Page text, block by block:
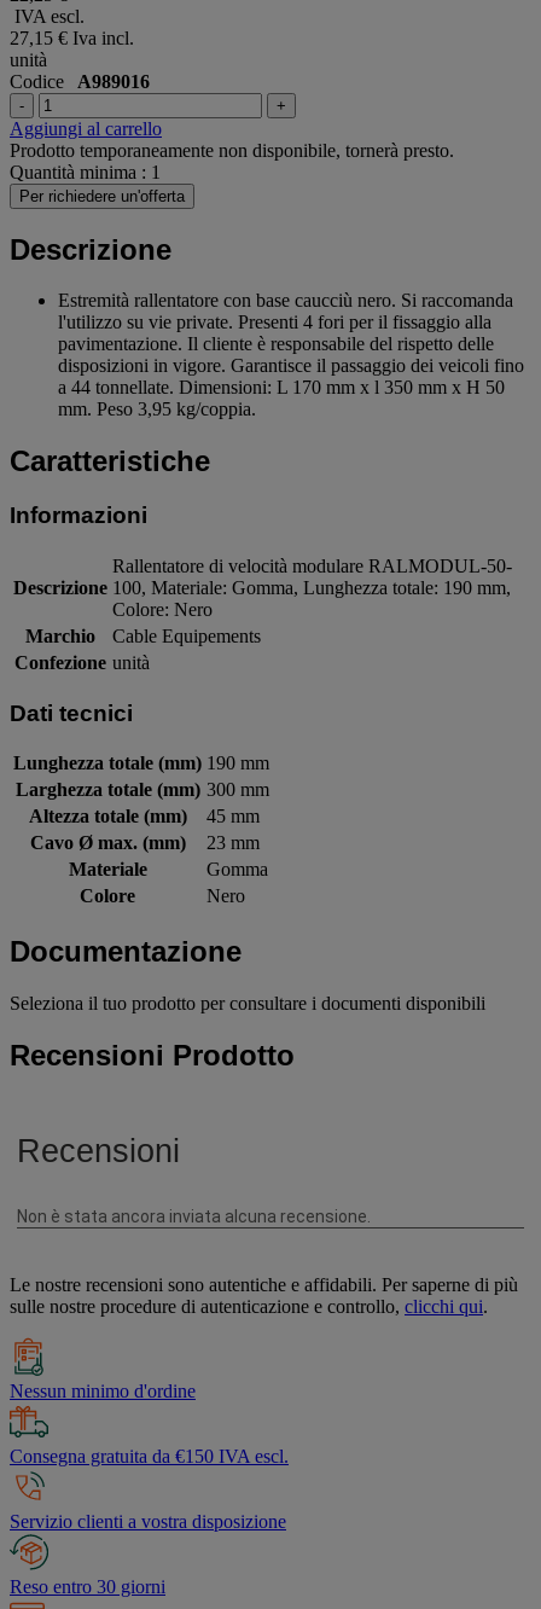
IVA escl.
27,15 € Iva incl.
unità
Codice A989016
- +
Aggiungi al carrello
Prodotto temporaneamente non disponibile, tornerà presto.
Quantità minima : 1
Per richiedere un'offerta
Descrizione
Estremità rallentatore con base caucciù nero. Si raccomanda
l'utilizzo su vie private. Presenti 4 fori per il fissaggio alla
pavimentazione. Il cliente è responsabile del rispetto delle
disposizioni in vigore. Garantisce il passaggio dei veicoli fino
a 44 tonnellate. Dimensioni: L 170 mm x l 350 mm x H 50
mm. Peso 3,95 kg/coppia.
Caratteristiche
Informazioni
Descrizione
Rallentatore di velocità modulare RALMODUL-50-
100, Materiale: Gomma, Lunghezza totale: 190 mm,
Colore: Nero
Marchio
Cable Equipements
Confezione unità
Dati tecnici
Lunghezza totale (mm) 190 mm
Larghezza totale (mm) 300 mm
Altezza totale (mm)
45 mm
Cavo Ø max. (mm)
23 mm
Materiale
Gomma
Colore
Nero
Documentazione
Seleziona il tuo prodotto per consultare i documenti disponibili
Recensioni Prodotto
Le nostre recensioni sono autentiche e affidabili. Per saperne di più
sulle nostre procedure di autenticazione e controllo, clicchi qui.
Nessun minimo d'ordine
Consegna gratuita da €150 IVA escl.
Servizio clienti a vostra disposizione
Reso entro 30 giorni